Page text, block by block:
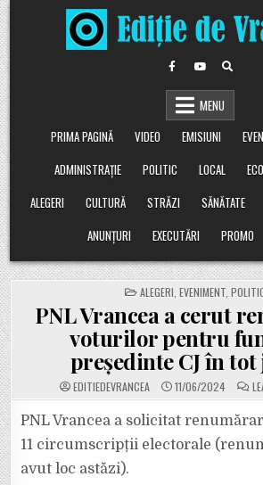
Skip
to
content
MENU
PRIMA PAGINĂ
VIDEO EMISIUNI
ADMINISTRAȚIE
POLITIC LOCAL
ALEGERI
CULTURĂ STRĂZI SĂNĂTATE
ANUNȚURI
EXECUTĂRI PROMO
POSTED
IN
ALEGERI EVENIMENT
PNL Vrancea a cerut
voturilor pentru
președinte CJ în
EDITIEDEVRANCEA 11/06/2024
PNL Vrancea a solicitat
11 circumscripții electorale
avut loc astăzi).